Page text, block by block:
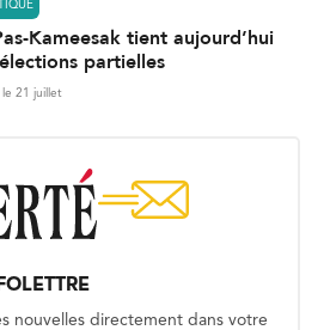
Kameesak tient aujourd’hui
partielles
le 21 juillet
nouvelles directement dans votre